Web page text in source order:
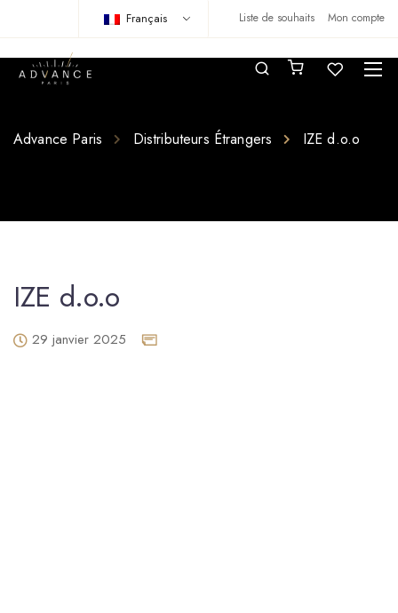
Liste de souhaits Mon compte
Français
Advance Paris Distributeurs Étrangers IZE d.o.o
IZE d.o.o
29 janvier 2025